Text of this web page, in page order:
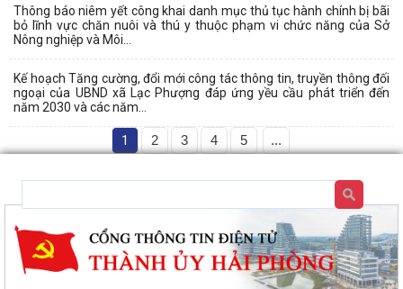
Thông báo niêm yết công khai danh mục thủ tục hành chính bị bãi
bỏ lĩnh vực chăn nuôi và thú y thuộc phạm vi chức năng của Sở
Nông nghiệp và Môi...
Kế hoạch Tăng cường, đổi mới công tác thông tin, truyền thông đối
ngoại của UBND xã Lạc Phượng đáp ứng yều cầu phát triển đến
năm 2030 và các năm...
1 2 3 4 5 ...